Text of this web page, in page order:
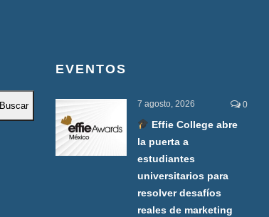
Buscar
EVENTOS
7 agosto, 2026 0
Effie College abre
la puerta a
estudiantes
universitarios para
resolver desafíos
reales de marketing